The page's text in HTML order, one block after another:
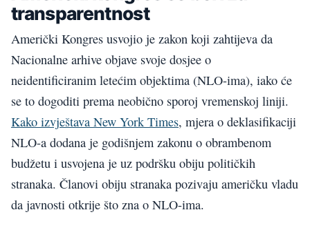
transparentnost
Američki Kongres usvojio je zakon koji zahtijeva da
Nacionalne arhive objave svoje dosjee o
neidentificiranim letećim objektima (NLO-ima), iako će
se to dogoditi prema neobično sporoj vremenskoj liniji.
Kako izvještava New York Times, mjera o deklasifikaciji
NLO-a dodana je godišnjem zakonu o obrambenom
budžetu i usvojena je uz podršku obiju političkih
stranaka. Članovi obiju stranaka pozivaju američku vladu
da javnosti otkrije što zna o NLO-ima.